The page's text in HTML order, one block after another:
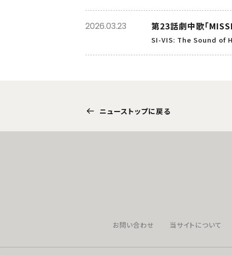
第23話劇中歌「
SI-VIS: The Sound of
2026.03.23
ニューストップに戻る
お問い合わせ 当サイトについて